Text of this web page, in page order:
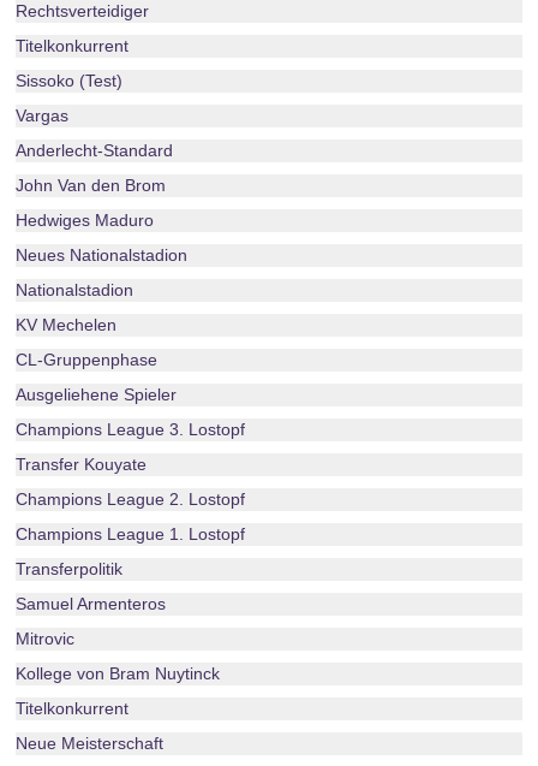
Rechtsverteidiger
Titelkonkurrent
Sissoko (Test)
Vargas
Anderlecht-Standard
John Van den Brom
Hedwiges Maduro
Neues Nationalstadion
Nationalstadion
KV Mechelen
CL-Gruppenphase
Ausgeliehene Spieler
Champions League 3. Lostopf
Transfer Kouyate
Champions League 2. Lostopf
Champions League 1. Lostopf
Transferpolitik
Samuel Armenteros
Mitrovic
Kollege von Bram Nuytinck
Titelkonkurrent
Neue Meisterschaft